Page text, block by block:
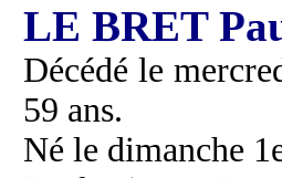
LE BRET
Décédé le
59 ans.
Né le dimanche